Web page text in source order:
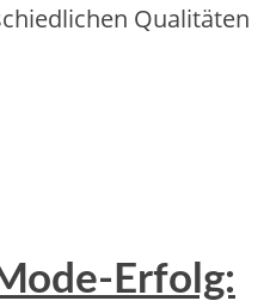
Qualitäten
Erfolg: